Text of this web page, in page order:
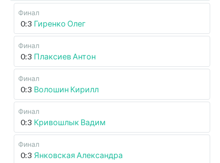
Финал
0:3 Гиренко Олег
Финал
0:3 Плаксиев Антон
Финал
0:3 Волошин Кирилл
Финал
0:3 Кривошлык Вадим
Финал
0:3 Янковская Александра